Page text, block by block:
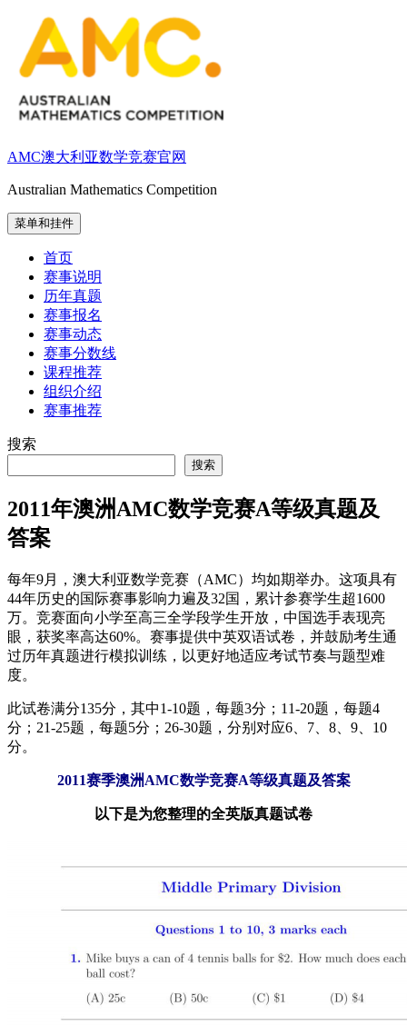
容
AMC澳大利亚数学竞赛官网
Australian Mathematics Competition
菜单和挂件
首页
赛事说明
历年真题
赛事报名
赛事动态
赛事分数线
课程推荐
组织介绍
赛事推荐
搜索
搜索
2011年澳洲AMC数学竞赛A等级真题及
答案
每年9月，澳大利亚数学竞赛（AMC）均如期举办。这项具有
44年历史的国际赛事影响力遍及32国，累计参赛学生超1600
万。竞赛面向小学至高三全学段学生开放，中国选手表现亮
眼，获奖率高达60%。赛事提供中英双语试卷，并鼓励考生通
过历年真题进行模拟训练，以更好地适应考试节奏与题型难
度。
此试卷满分135分，其中1-10题，每题3分；11-20题，每题4
分；21-25题，每题5分；26-30题，分别对应6、7、8、9、10
分。
2011赛季澳洲AMC数学竞赛A等级真题及答案
以下是为您整理的全英版真题试卷